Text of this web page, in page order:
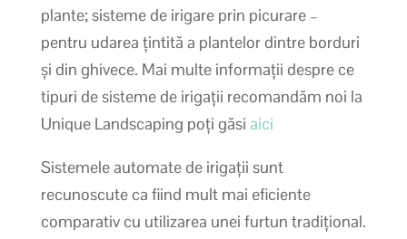
plante; sisteme de irigare prin picurare –
pentru udarea țintită a plantelor dintre borduri
și din ghivece. Mai multe informații despre ce
tipuri de sisteme de irigații recomandăm noi la
Unique Landscaping poți găsi aici
Sistemele automate de irigații sunt
recunoscute ca fiind mult mai eficiente
comparativ cu utilizarea unei furtun tradițional.